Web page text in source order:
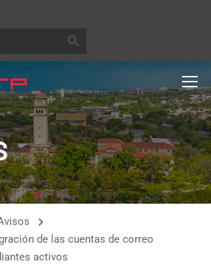
de las cuentas de correo
activos